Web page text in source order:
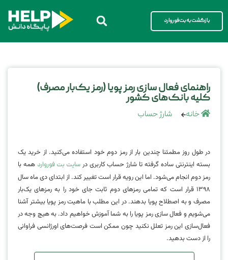
بازگشت به بت‌فوروارد
راهنمای فعال‌ سازی رمز پویا (رمز یک‌بار مصرف)
کلیه بانک‌های کشور
خانه شارژ حساب
در طول روز مطمئنا چندین بار از رمز دوم خود استفاده می‌کنید. از خرید یک
بسته اینترنتی ساده گرفته تا شارژ حساب کاربری درسایت بت فوروارد همه با
رمز دوم انجام می‌شود. اما این رویه قرار است تغییر کند. از ابتدای دی ماه سال
۱۳۹۸ قرار است که تمامی رمزهای دوم ثابت جای خود را به رمزهای یک‌بار
مصرف و به اصطلاح پویا بدهند. در این مطلب با ماهیت رمز پویا بیشتر آشنا
می‌شویم و فعال‌ سازی رمز پویا را به شما آموزش خواهیم داد. به هیچ وجه در
فعال‌سازی این رمز تعلل نکنید چون ممکن است فرصت‌های اورژانسی فراوانی
را از دست بدهید.